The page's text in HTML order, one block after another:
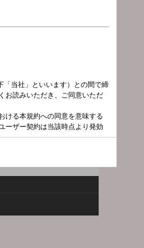
と天気情報のほか、キャスタ